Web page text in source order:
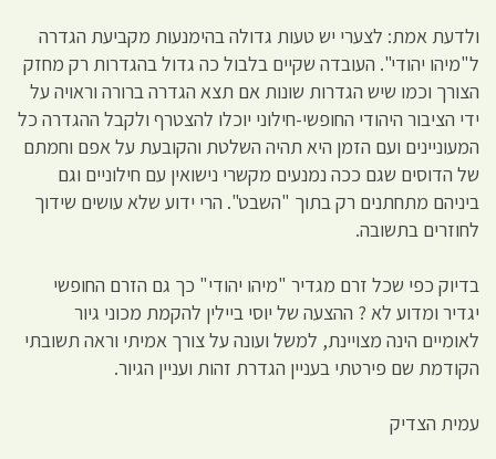
ולדעת אמת: לצערי יש טעות גדולה בהימנעות מקביעת הגדרה
ל"מיהו יהודי". העובדה שקיים בלבול כה גדול בהגדרות רק מחזק
הצורך וכמו שיש הגדרות שונות אם תצא הגדרה ברורה וראויה על
ידי הציבור היהודי החופשי-חילוני יוכלו להצטרף ולקבל ההגדרה כל
המעוניינים ועם הזמן היא תהיה השלטת והקובעת על אפם וחמתם
של הדוסים שגם ככה נמנעים מקשרי נישואין עם חילוניים וגם
ביניהם מתחתנים רק בתוך "השבט". הרי ידוע שלא עושים שידוך
לחוזרים בתשובה.
בדיוק כפי שכל זרם מגדיר "מיהו יהודי" כך גם הזרם החופשי
יגדיר ומדוע לא ? ההצעה של יוסי ביילין להקמת מכוני גיור
לאומיים הינה מצויינת, למשל ועונה על צורך אמיתי וראה תשובתי
הקודמת שם פירטתי בעניין הגדרת זהות ועניין הגיור.
עמית הצדיק